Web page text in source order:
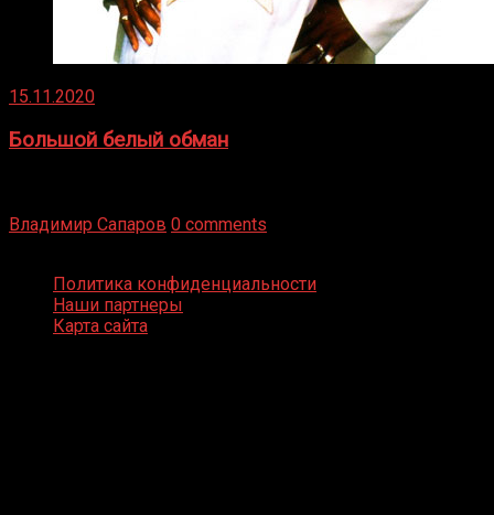
15.11.2020
Большой белый обман
Владимир Сапаров 0 comments
Политика конфиденциальности
Наши партнеры
Карта сайта